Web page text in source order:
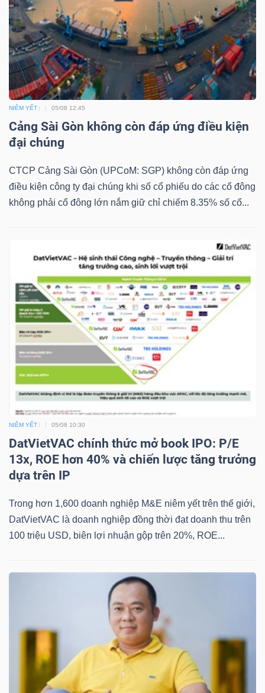
NIÊM YẾT 05/08 12:45
Cảng Sài Gòn không còn đáp ứng điều kiện
đại chúng
CTCP Cảng Sài Gòn (UPCoM: SGP) không còn đáp ứng
điều kiện công ty đại chúng khi số cổ phiếu do các cổ đông
không phải cổ đông lớn nắm giữ chỉ chiếm 8.35% số cổ...
NIÊM YẾT 05/08 10:30
DatVietVAC chính thức mở book IPO: P/E
13x, ROE hơn 40% và chiến lược tăng trưởng
dựa trên IP
Trong hơn 1,600 doanh nghiệp M&E niêm yết trên thế giới,
DatVietVAC là doanh nghiệp đồng thời đạt doanh thu trên
100 triệu USD, biên lợi nhuận gộp trên 20%, ROE...
YẾU
TIÊU
DÙNG
THIẾT
YẾU
CHĂM
TÀI
CHÍNH
CÔNG
NGHỆ
THÔNG
TIN
DỊCH
TIỆN
ÍCH